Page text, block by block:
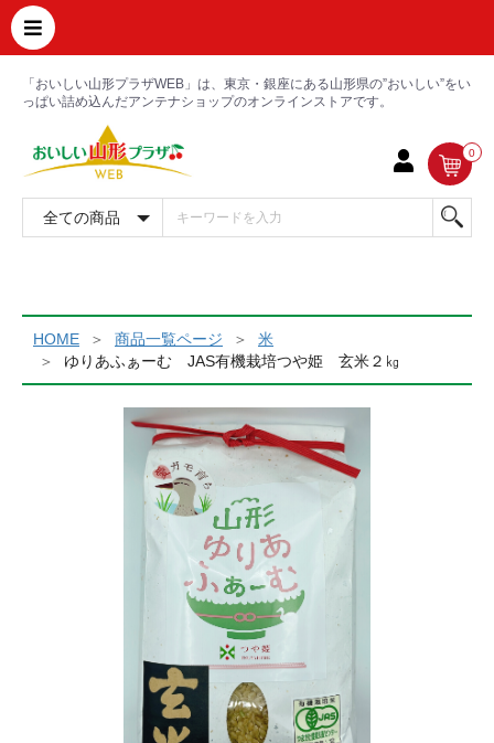
「おいしい山形プラザWEB」は、東京・銀座にある山形県の”おいしい”をい
っぱい詰め込んだアンテナショップのオンラインストアです。
0
HOME 商品一覧ページ
米
ゆりあふぁーむ JAS有機栽培つや姫 玄米２㎏